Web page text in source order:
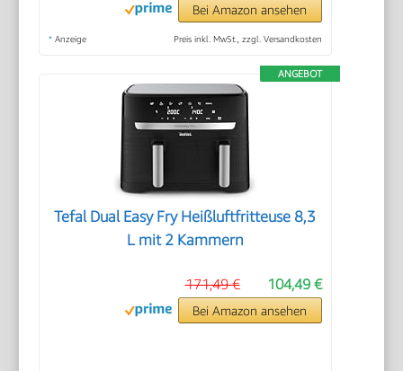
Bei Amazon ansehen
* Anzeige Preis inkl. MwSt., zzgl. Versandkosten
ANGEBOT
Tefal Dual Easy Fry Heißluftfritteuse 8,3
L mit 2 Kammern
104,49 €
171,49 €
Bei Amazon ansehen